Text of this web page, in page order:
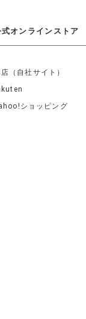
式オンラインストア
（自社サイト）
ショッピング